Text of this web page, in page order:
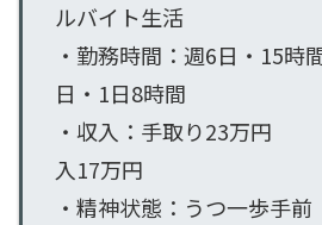
ルバイト生活
・勤務時間：週6日・
日・1日8時間
・収入：手取り
入17万円
・精神状態：うつ